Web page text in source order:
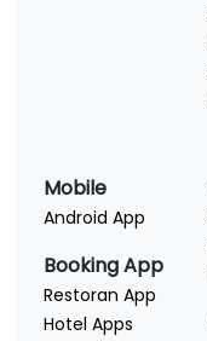
Mobile
Android App
Booking App
Restoran App
Hotel Apps